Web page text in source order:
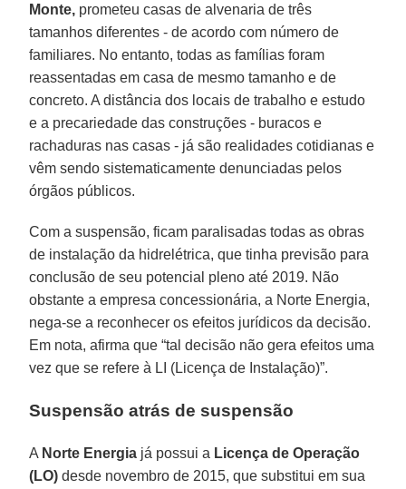
Monte, prometeu casas de alvenaria de três
tamanhos diferentes - de acordo com número de
familiares. No entanto, todas as famílias foram
reassentadas em casa de mesmo tamanho e de
concreto. A distância dos locais de trabalho e estudo
e a precariedade das construções - buracos e
rachaduras nas casas - já são realidades cotidianas e
vêm sendo sistematicamente denunciadas pelos
órgãos públicos.
Com a suspensão, ficam paralisadas todas as obras
de instalação da hidrelétrica, que tinha previsão para
conclusão de seu potencial pleno até 2019. Não
obstante a empresa concessionária, a Norte Energia,
nega-se a reconhecer os efeitos jurídicos da decisão.
Em nota, afirma que “tal decisão não gera efeitos uma
vez que se refere à LI (Licença de Instalação)”.
Suspensão atrás de suspensão
A Norte Energia já possui a Licença de Operação
(LO) desde novembro de 2015, que substitui em sua